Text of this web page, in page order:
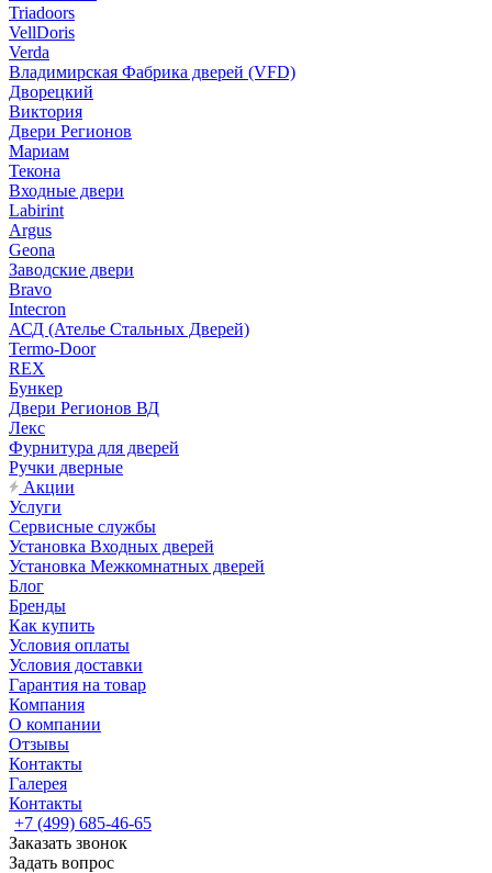
Triadoors
VellDoris
Verda
Владимирская Фабрика дверей (VFD)
Дворецкий
Виктория
Двери Регионов
Мариам
Текона
Входные двери
Labirint
Argus
Geona
Заводские двери
Bravo
Intecron
АСД (Ателье Стальных Дверей)
Termo-Door
REX
Бункер
Двери Регионов ВД
Лекс
Фурнитура для дверей
Ручки дверные
Акции
Услуги
Сервисные службы
Установка Входных дверей
Установка Межкомнатных дверей
Блог
Бренды
Как купить
Условия оплаты
Условия доставки
Гарантия на товар
Компания
О компании
Отзывы
Контакты
Галерея
Контакты
+7 (499) 685-46-65
Заказать звонок
Задать вопрос